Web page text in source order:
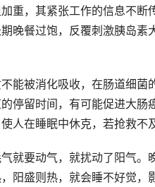
重，其紧张工作的信息不断
晚餐过饱，反覆刺激胰岛素
能被消化吸收，在肠道细
停留时间，有可能促进大
人在睡眠中休克，若抢救不
就要动气，就扰动了阳气
阳盛则热，就会睡不好觉，